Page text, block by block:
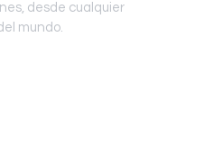
desde cualquier
mundo.